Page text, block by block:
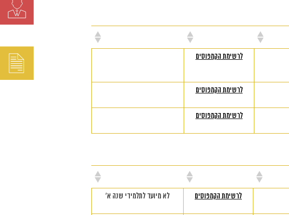
לרשימת הקמפוסים
לרשימת הקמפוסים
לרשימת הקמפוסים
לרשימת הקמפוסים לא מיועד לתלמידי שנה א'